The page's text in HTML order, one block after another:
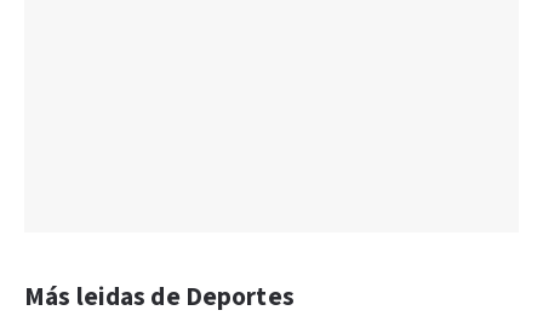
Más leidas de Deportes